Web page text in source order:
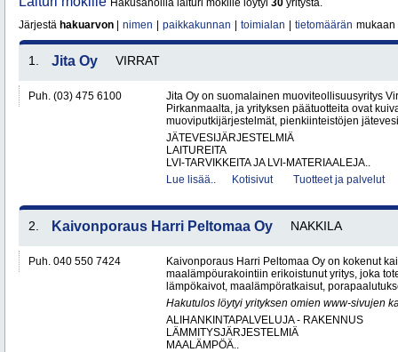
Hakusanoilla laituri mökille löytyi 30 yritystä.
Järjestä hakuarvon nimen paikkakunnan toimialan tietomäärän mukaan
1. Jita Oy VIRRAT
Puh. (03) 475 6100
Jita Oy on suomalainen muoviteollisuusyritys
Pirkanmaalta, ja yrityksen päätuotteita ovat
muoviputkijärjestelmät, pienkiinteistöjen
JÄTEVESIJÄRJESTELMIÄ
LAITUREITA
LVI-TARVIKKEITA JA LVI-MATERIAALEJA..
Lue lisää..
Kotisivut Tuotteet ja palvelut
2. Kaivonporaus Harri Peltomaa Oy NAKKILA
Puh. 040 550 7424
Kaivonporaus Harri Peltomaa Oy on kokenut
maalämpöurakointiin erikoistunut yritys, joka
lämpökaivot, maalämpöratkaisut,
Hakutulos löytyi yrityksen omien www-sivujen
ALIHANKINTAPALVELUJA - RAKENNUS
LÄMMITYSJÄRJESTELMIÄ
MAALÄMPÖÄ..